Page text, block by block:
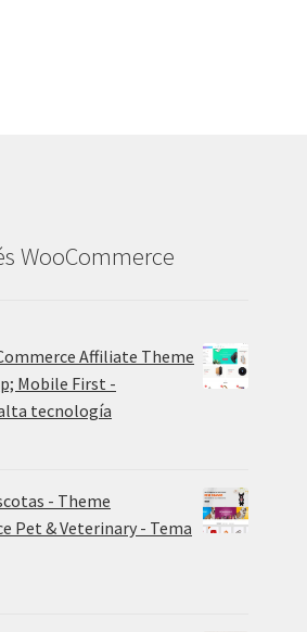
WooCommerce
Affiliate Theme
Mobile First -
tecnología
- Theme
Pet & Veterinary - Tema